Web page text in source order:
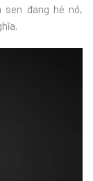
sen đang hé nở,